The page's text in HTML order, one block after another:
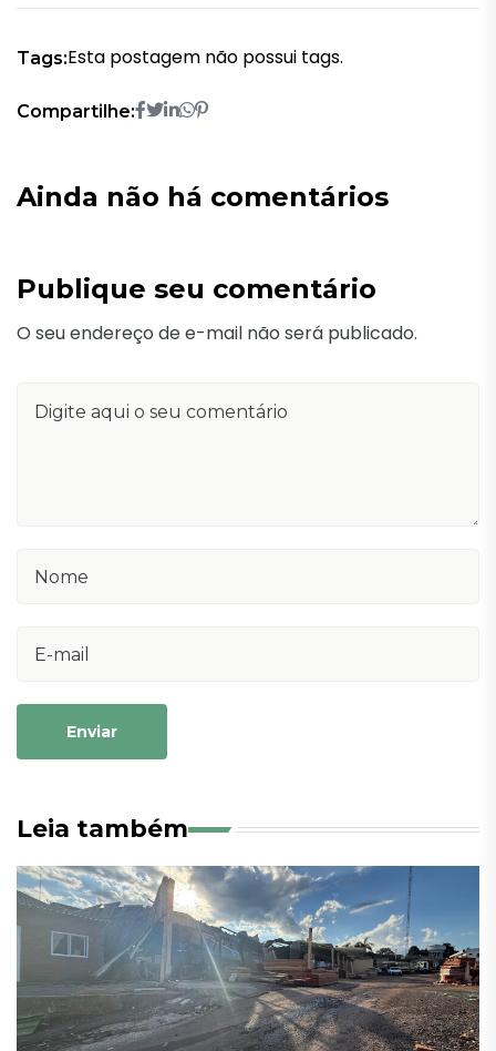
Tags:Esta postagem não possui tags.
Compartilhe:
Ainda não há comentários
Publique seu comentário
O seu endereço de e-mail não será publicado.
Enviar
Leia também